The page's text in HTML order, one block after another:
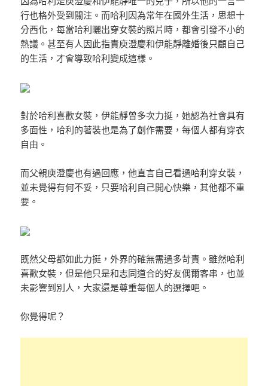
行也格外受到關注。而哈利因為常年在國外生活，思想十
分西化，每當哈利曬出穿女裝的照片時，都會引發不小的
熱議。甚至有人因此指責庾澄慶和伊能靜離婚後只顧自己
的生活，才會導致哈利變成這樣。
對於哈利喜歡女裝，伊能靜曾多次力挺，她認為社會具有
多面性，哈利的著裝也是為了創作需要，每個人都有穿衣
自由。
而父親庾澄慶也有過回應，他直言自己看過哈利穿女裝，
並未覺得有何不妥，只要哈利自己開心快樂，其他都不重
要。
既然父母都如此力挺，外界的確無需過多苛責。雖然哈利
喜歡女裝，但是他只是和志同道合的好友偶爾客串，也並
未影響到別人，大家還是尊重每個人的選擇吧。
你覺得呢？